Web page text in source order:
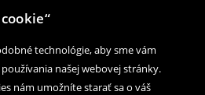
technológie, aby sme vám
našej webovej stránky.
nám umožníte starať sa o váš